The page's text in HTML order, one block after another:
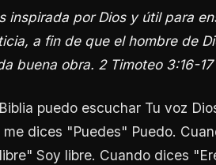
inspirada por Dios y útil para
a fin de que el hombre de
buena obra. 2 Timoteo 3:16-17
puedo escuchar Tu voz
me dices "Puedes" Puedo.
Soy libre. Cuando dices